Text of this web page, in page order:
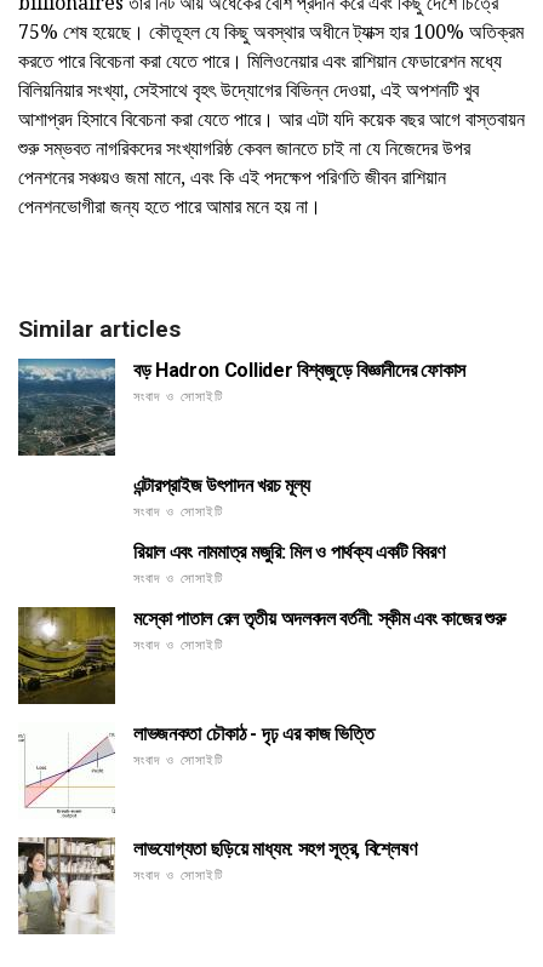
75% শেষ হয়েছে। কৌতূহল যে কিছু অবস্থার অধীনে ট্যাক্স হার 100% অতিক্রম
করতে পারে বিবেচনা করা যেতে পারে। মিলিওনেয়ার এবং রাশিয়ান ফেডারেশন মধ্যে
বিলিয়নিয়ার সংখ্যা, সেইসাথে বৃহৎ উদ্যোগের বিভিন্ন দেওয়া, এই অপশনটি খুব
আশাপ্রদ হিসাবে বিবেচনা করা যেতে পারে। আর এটা যদি কয়েক বছর আগে বাস্তবায়ন
শুরু সম্ভবত নাগরিকদের সংখ্যাগরিষ্ঠ কেবল জানতে চাই না যে নিজেদের উপর
পেনশনের সঞ্চয়ও জমা মানে, এবং কি এই পদক্ষেপ পরিণতি জীবন রাশিয়ান
পেনশনভোগীরা জন্য হতে পারে আমার মনে হয় না।
Similar articles
বড় Hadron Collider বিশ্বজুড়ে বিজ্ঞানীদের ফোকাস
সংবাদ ও সোসাইটি
এন্টারপ্রাইজ উৎপাদন খরচ মূল্য
সংবাদ ও সোসাইটি
রিয়াল এবং নামমাত্র মজুরি: মিল ও পার্থক্য একটি বিবরণ
সংবাদ ও সোসাইটি
মস্কো পাতাল রেল তৃতীয় অদলবদল বর্তনী: স্কীম এবং কাজের শুরু
সংবাদ ও সোসাইটি
লাভজনকতা চৌকাঠ - দৃঢ় এর কাজ ভিত্তি
সংবাদ ও সোসাইটি
লাভযোগ্যতা ছড়িয়ে মাধ্যম: সহগ সূত্র, বিশ্লেষণ
সংবাদ ও সোসাইটি